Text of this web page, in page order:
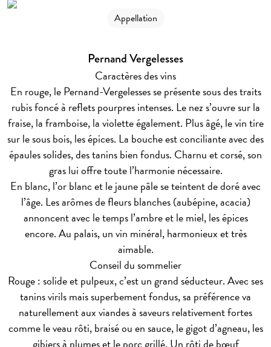
Appellation
Pernand Vergelesses
Caractères des vins
En rouge, le Pernand-Vergelesses se présente sous des traits
rubis foncé à reflets pourpres intenses. Le nez s’ouvre sur la
fraise, la framboise, la violette également. Plus âgé, le vin tire
sur le sous bois, les épices. La bouche est conciliante avec des
épaules solides, des tanins bien fondus. Charnu et corsé, son
gras lui offre toute l’harmonie nécessaire.
En blanc, l’or blanc et le jaune pâle se teintent de doré avec
l’âge. Les arômes de fleurs blanches (aubépine, acacia)
annoncent avec le temps l’ambre et le miel, les épices
encore. Au palais, un vin minéral, harmonieux et très
aimable.
Conseil du sommelier
Rouge : solide et pulpeux, c’est un grand séducteur. Avec ses
tanins virils mais superbement fondus, sa préférence va
naturellement aux viandes à saveurs relativement fortes
comme le veau rôti, braisé ou en sauce, le gigot d’agneau, les